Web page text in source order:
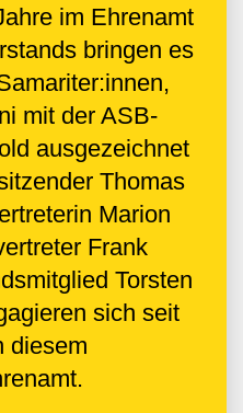
im Ehrenamt
bringen es
mit der ASB-
ausgezeichnet
Thomas
Marion
Frank
Torsten
sich seit
diesem